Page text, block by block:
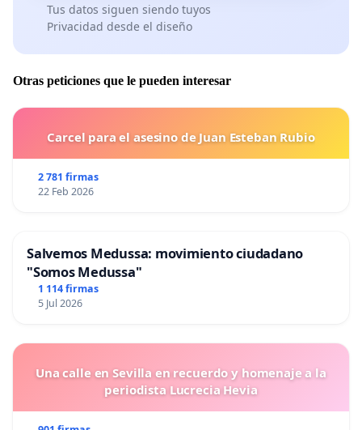
Tus datos siguen siendo tuyos
Privacidad desde el diseño
Otras peticiones que le pueden interesar
Carcel para el asesino de Juan Esteban Rubio
2 781 firmas
22 Feb 2026
Salvemos Medussa: movimiento ciudadano
"Somos Medussa"
1 114 firmas
5 Jul 2026
Una calle en Sevilla en recuerdo y homenaje a la
periodista Lucrecia Hevia